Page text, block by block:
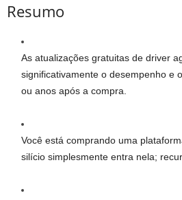
Resumo
As atualizações gratuitas de driver
significativamente o desempenho e
ou anos após a compra.
Você está comprando uma
silício simplesmente entra nela;